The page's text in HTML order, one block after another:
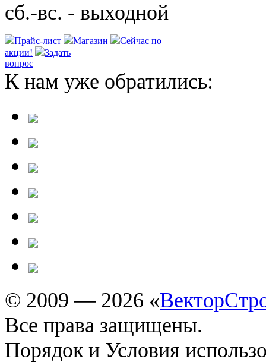
сб.-вс. - выходной
Прайс-лист Магазин
Сейчас по
акции!
Задать
вопрос
К нам уже обратились:
© 2009 — 2026 «
Все права защищены.
Порядок и Условия